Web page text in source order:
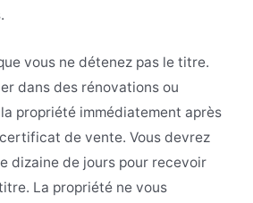
vous ne détenez pas le titre.
dans des rénovations ou
la propriété immédiatement après
de vente. Vous devrez
dizaine de jours pour recevoir
La propriété ne vous